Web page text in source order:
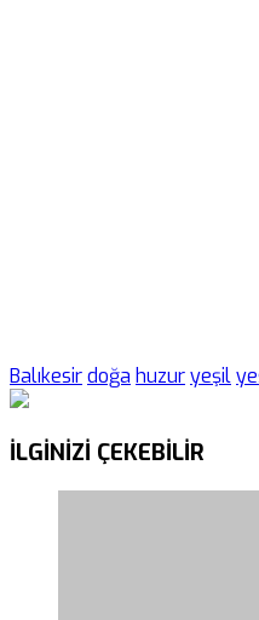
Balıkesirdoğa huzuryeşil
İLGİNİZİ ÇEKEBİLİR